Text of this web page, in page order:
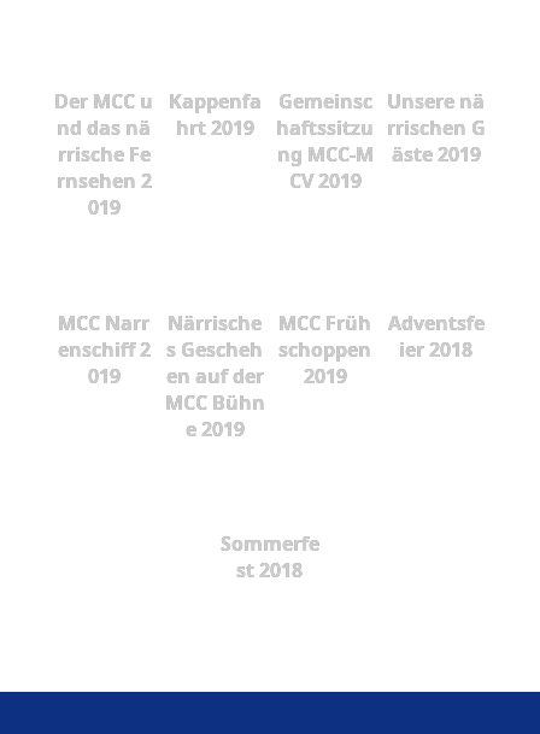
Der MCC u
nd das nä
rrische Fe
rnsehen 2
019
Kappenfa
hrt 2019
Gemeinsc
haftssitzu
ng MCC-M
CV 2019
Unsere nä
rrischen G
äste 2019
MCC Narr
enschiff 2
019
Närrische
s Gescheh
en auf der
MCC Bühn
e 2019
MCC Früh
schoppen
2019
Adventsfe
ier 2018
Sommerfe
st 2018